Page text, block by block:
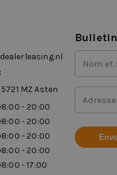
MZ Asten
- 20:00
- 20:00
- 20:00
- 20:00
- 17:00
Bulletin
et
(Requis)
mail